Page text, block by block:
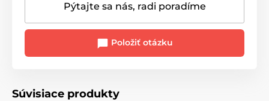
Pýtajte sa nás, radi poradíme
Položiť otázku
Súvisiace produkty